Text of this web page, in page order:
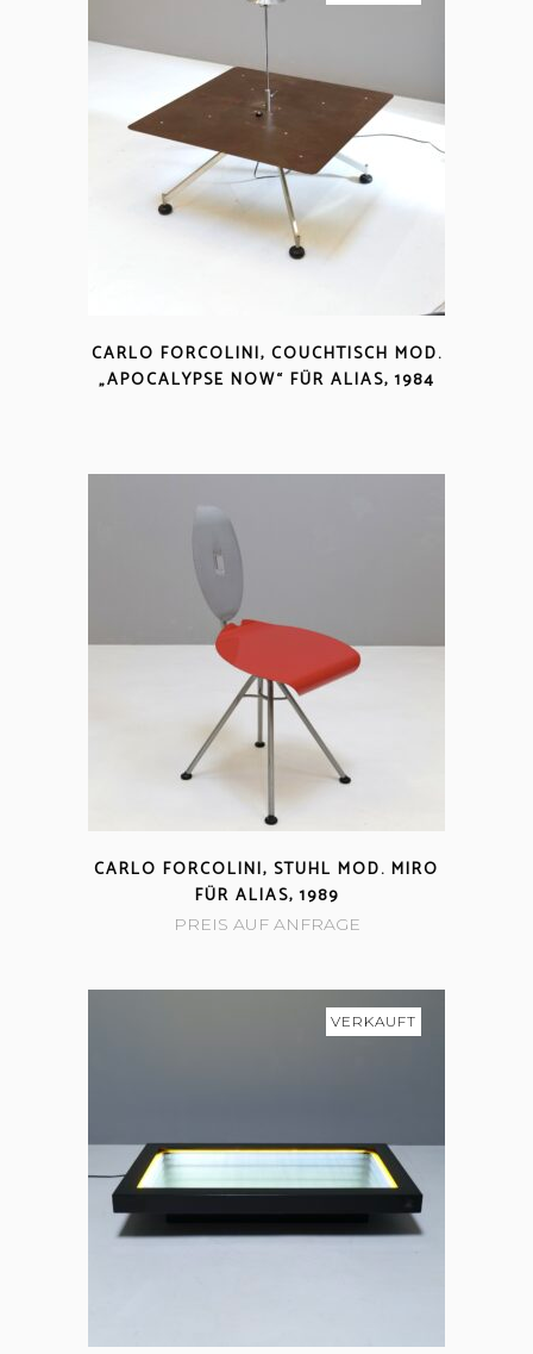
CARLO FORCOLINI, COUCHTISCH MOD.
„APOCALYPSE NOW“ FÜR ALIAS, 1984
CARLO FORCOLINI, STUHL MOD. MIRO
FÜR ALIAS, 1989
PREIS AUF ANFRAGE
VERKAUFT